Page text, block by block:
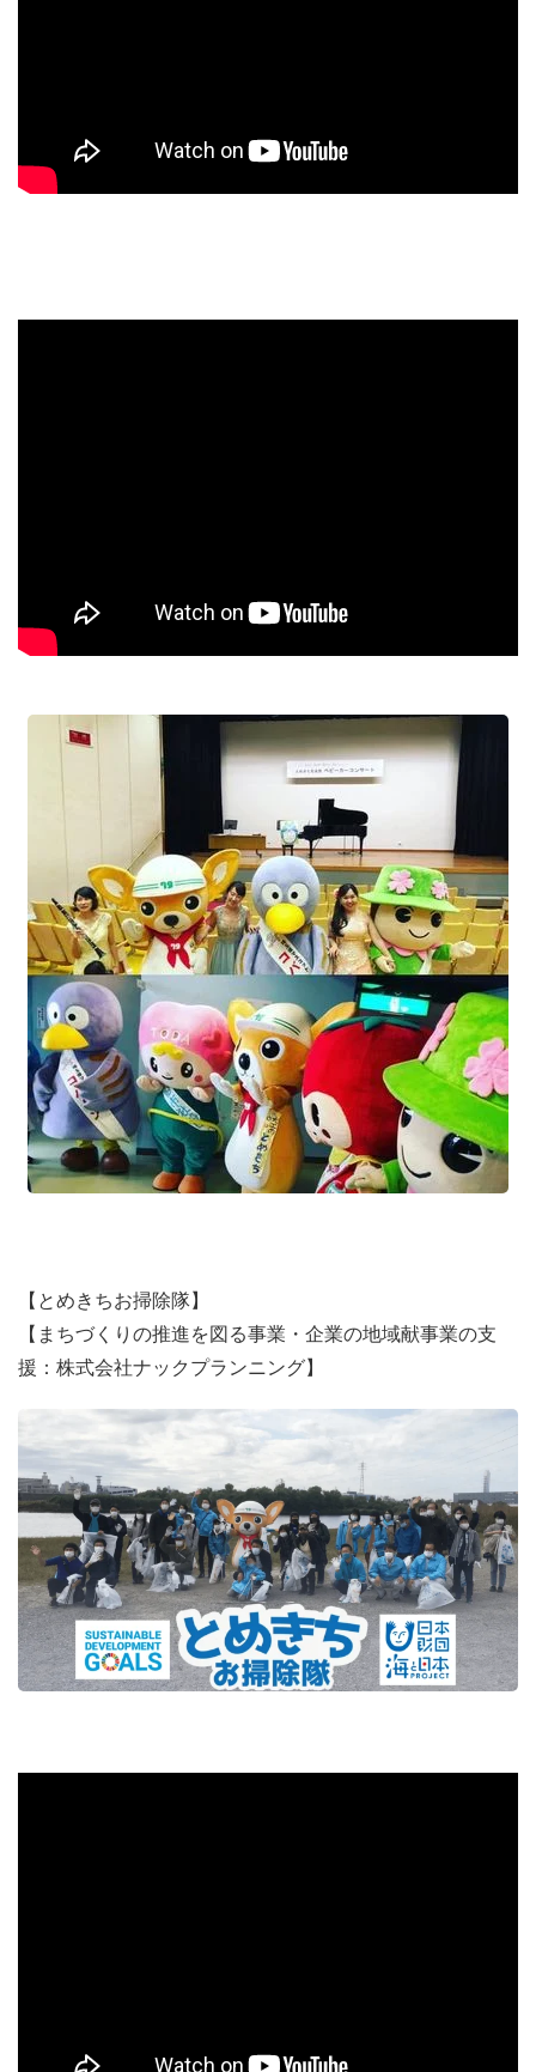
【とめきちお掃除隊】
【まちづくりの推進を図る事業・企業の地域献事業の支
援：株式会社ナックプランニング】